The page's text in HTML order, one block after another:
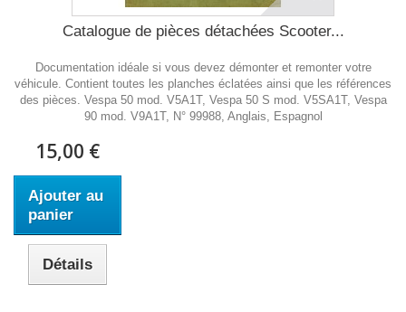
Catalogue de pièces détachées Scooter...
Documentation idéale si vous devez démonter et remonter votre
véhicule. Contient toutes les planches éclatées ainsi que les références
des pièces. Vespa 50 mod. V5A1T, Vespa 50 S mod. V5SA1T, Vespa
90 mod. V9A1T, N° 99988, Anglais, Espagnol
15,00 €
Ajouter au
panier
Détails